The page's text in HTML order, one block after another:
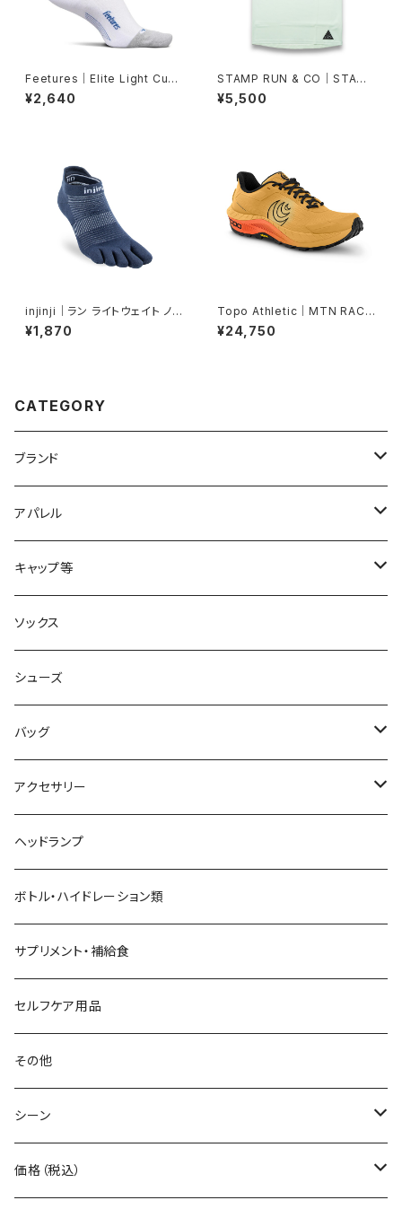
Feetures｜Elite Light Cush
ion Quarter -White Track
¥2,640
STAMP RUN & CO｜STAMP
GRAPHIC TANK (RUNNING
EXPRESS)
¥5,500
injinji｜ラン ライトウェイト ノー
ショー（ネイビー）
¥1,870
Topo Athletic｜MTN RACE
R 4 Mango/Black
¥24,750
CATEGORY
ブランド
2XU
acu Products
AILEY
AKIV
ALTRA
aroma vera
AZUMA BAG
BANANA GO
Beruf Baggage
Body Glide
BONE
BOOKMAN
carb
アパレル
トップス
ボトムス
キャップ等
キャップ・ハット
ヘッドバンド
ソックス
シューズ
バッグ
バックパック
ショルダーバッグ
トートバッグ
2WAYバッグ/3WAYバッグ
その他バッグ
アクセサリー
サングラス
てぬぐい
財布
アームカバー
ネックゲイター
ヘッドランプ
ボトル・ハイドレーション類
サプリメント・補給食
セルフケア用品
その他
シーン
自転車
価格（税込）